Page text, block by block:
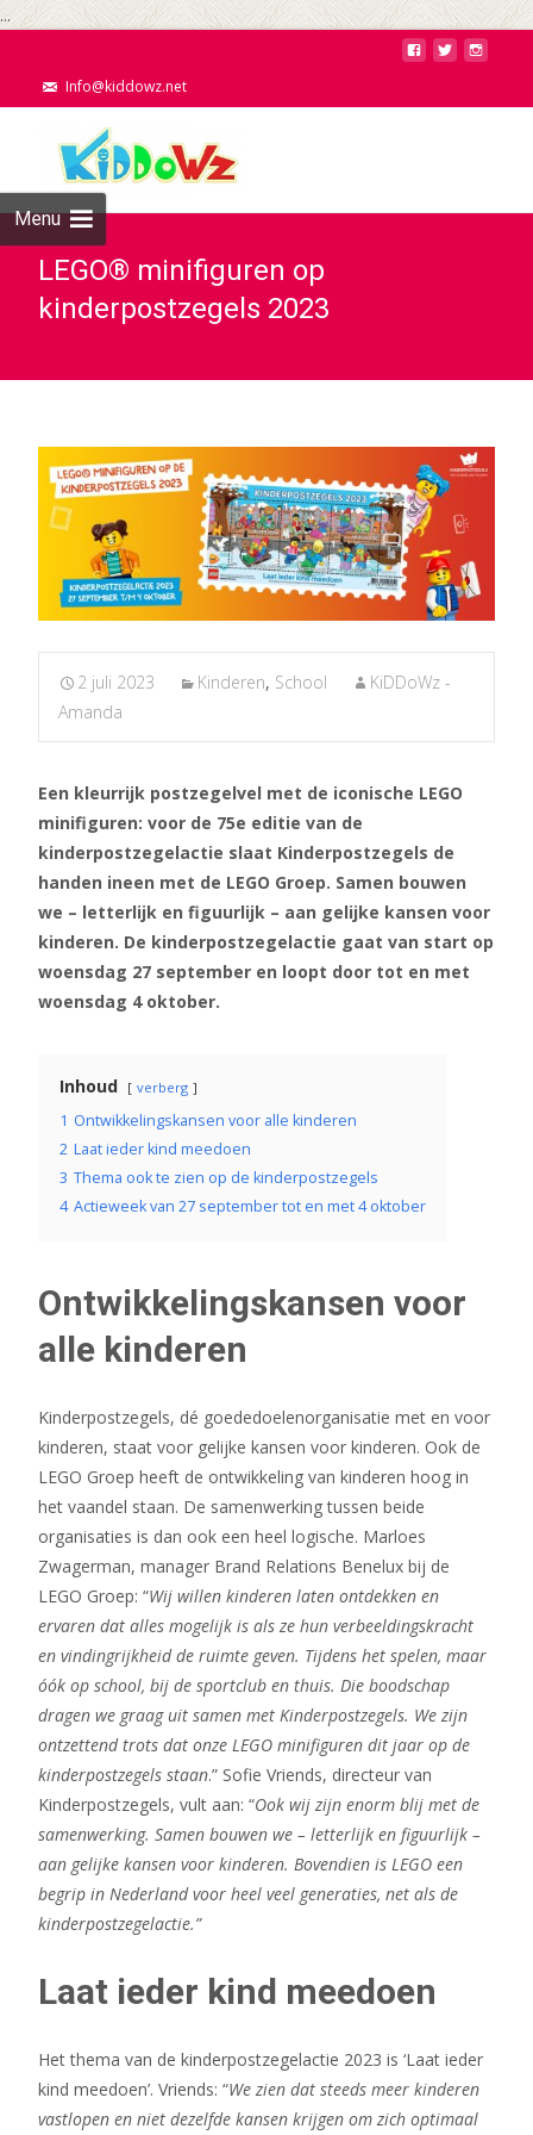
...
Info@kiddowz.net
Menu
LEGO® minifiguren op
kinderpostzegels 2023
2 juli 2023 Kinderen, School
KiDDoWz -
Amanda
Een kleurrijk postzegelvel met de iconische LEGO
minifiguren: voor de 75e editie van de
kinderpostzegelactie slaat Kinderpostzegels de
handen ineen met de LEGO Groep. Samen bouwen
we – letterlijk en figuurlijk – aan gelijke kansen voor
kinderen. De kinderpostzegelactie gaat van start op
woensdag 27 september en loopt door tot en met
woensdag 4 oktober.
Inhoud verberg
1 Ontwikkelingskansen voor alle kinderen
2 Laat ieder kind meedoen
3 Thema ook te zien op de kinderpostzegels
4 Actieweek van 27 september tot en met 4 oktober
Ontwikkelingskansen voor
alle kinderen
Kinderpostzegels, dé goededoelenorganisatie met en voor
kinderen, staat voor gelijke kansen voor kinderen. Ook de
LEGO Groep heeft de ontwikkeling van kinderen hoog in
het vaandel staan. De samenwerking tussen beide
organisaties is dan ook een heel logische. Marloes
Zwagerman, manager Brand Relations Benelux bij de
LEGO Groep: “Wij willen kinderen laten ontdekken en
ervaren dat alles mogelijk is als ze hun verbeeldingskracht
en vindingrijkheid de ruimte geven. Tijdens het spelen, maar
óók op school, bij de sportclub en thuis. Die boodschap
dragen we graag uit samen met Kinderpostzegels. We zijn
ontzettend trots dat onze LEGO minifiguren dit jaar op de
kinderpostzegels staan.” Sofie Vriends, directeur van
Kinderpostzegels, vult aan: “Ook wij zijn enorm blij met de
samenwerking. Samen bouwen we – letterlijk en figuurlijk –
aan gelijke kansen voor kinderen. Bovendien is LEGO een
begrip in Nederland voor heel veel generaties, net als de
kinderpostzegelactie.”
Laat ieder kind meedoen
Het thema van de kinderpostzegelactie 2023 is ‘Laat ieder
kind meedoen’. Vriends: “We zien dat steeds meer kinderen
vastlopen en niet dezelfde kansen krijgen om zich optimaal